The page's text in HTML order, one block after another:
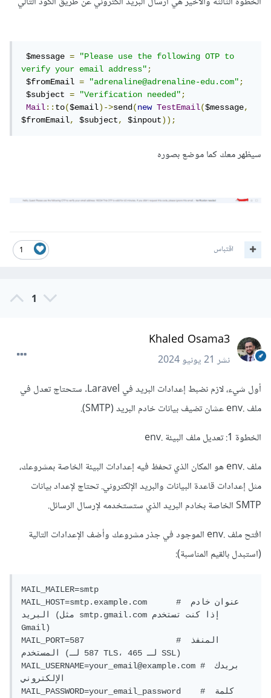
$message =
"Please use the following OTP to
verify your email address";
$fromEmail = "adrenaline@adrenaline-edu.com";
$subject = "Verification needed";
Mail::to($email)->send(new TestEmail($message,
$fromEmail, $subject, $inpout));
سيظهر معك كما موضع بصوره
1 اقتباس
1
Khaled Osama3
نشر21 يونيو 2024
أول شيء، لازم نضبط إعدادات البريد في Laravel. ستحتاج تعدل في
ملف .env عشان تضيف بيانات خادم البريد (SMTP).
الخطوة 1: تعديل ملف البيئة .env
ملف .env هو المكان الذي تحفظ فيه إعدادات البيئة الخاصة بمشروعك،
مثل إعدادات قاعدة البيانات والبريد الإلكتروني. تحتاج لإعداد بيانات
SMTP الخاصة بخادم البريد الذي ستستخدمه لإرسال الرسائل.
افتح ملف .env الموجود في جذر مشروعك وأضف الإعدادات التالية
(استبدل بالقيم المناسبة):
MAIL_MAILER=smtp
MAIL_HOST=smtp.example.com      # عنوان خادم
البريد (مثل smtp.gmail.com إذا كنت تستخدم
Gmail)
MAIL_PORT=587                   # المنفذ
المستخدم (587 لـ TLS، 465 لـ SSL)
MAIL_USERNAME=your_email@example.com # بريدك
الإلكتروني
MAIL_PASSWORD=your_email_password    # كلمة